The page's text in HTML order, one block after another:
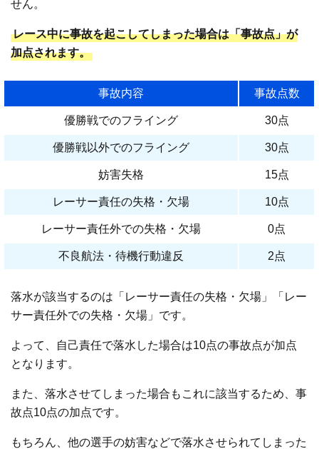
せん。
レース中に事故を起こしてしまった場合は「事故点」が
加点されます。
事故内容 事故点数
優勝戦でのフライング 30点
優勝戦以外でのフライング 30点
妨害失格 15点
レーサー責任の失格・欠場 10点
レーサー責任外での失格・欠場 0点
不良航法・待機行動違反 2点
落水が該当するのは「レーサー責任の失格・欠場」「レー
サー責任外での失格・欠場」です。
よって、 自己責任で落水した場合は10点の事故点が加点
となります。
また、落水させてしまった場合もこれに該当するため、事
故点10点の加点です。
もちろん、他の選手の妨害などで落水させられてしまった